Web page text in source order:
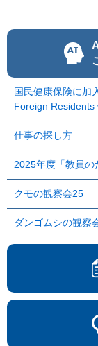
国民健康保険に加
Foreign
仕事の探し方
2025年度「教員の
クモの観察会25
ダンゴムシの観察